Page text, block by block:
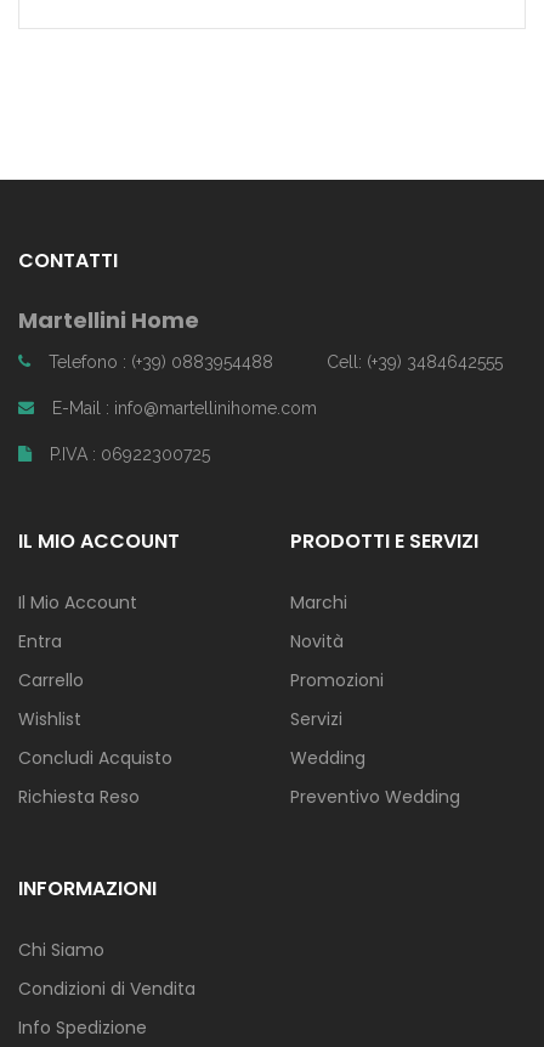
CONTATTI
Martellini Home
Telefono : (+39) 0883954488 Cell: (+39) 3484642555
E-Mail : info@martellinihome.com
P.IVA : 06922300725
IL MIO ACCOUNT
Il Mio Account
Entra
Carrello
Wishlist
Concludi Acquisto
Richiesta Reso
PRODOTTI E SERVIZI
Marchi
Novità
Promozioni
Servizi
Wedding
Preventivo Wedding
INFORMAZIONI
Chi Siamo
Condizioni di Vendita
Info Spedizione